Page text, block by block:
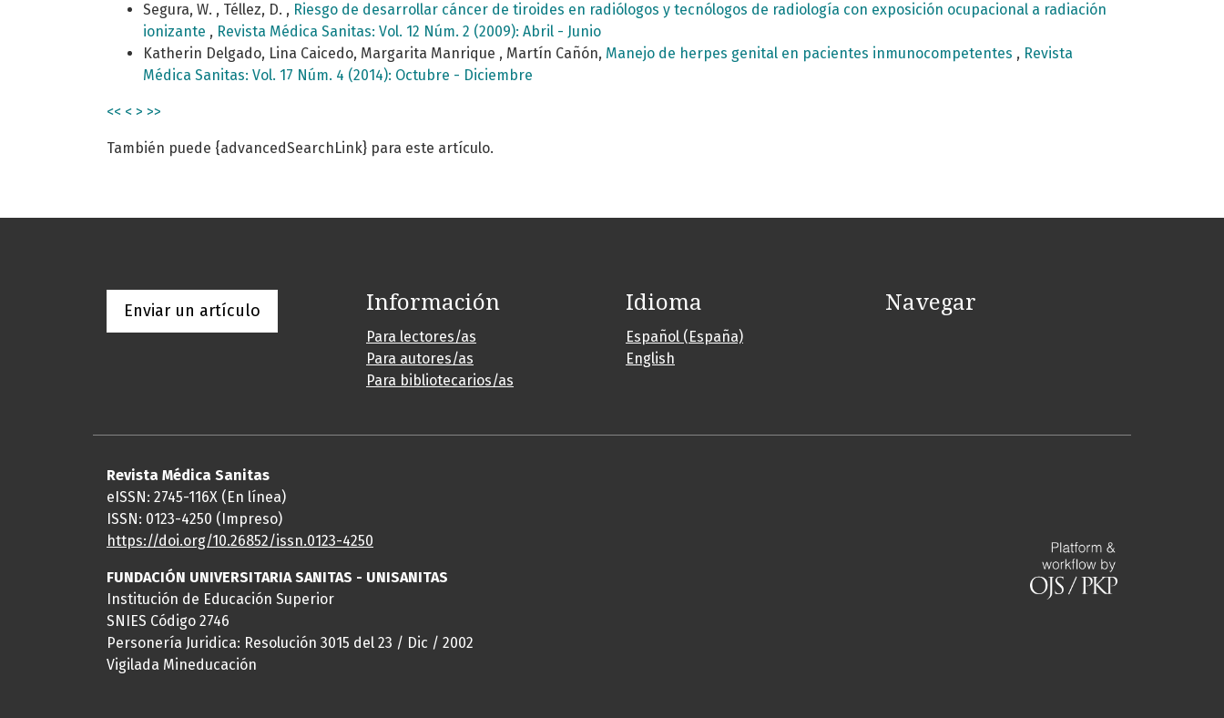
Segura, W. , Téllez, D. , Riesgo de desarrollar cáncer de tiroides en radiólogos y tecnólogos de radiología con exposición ocupacional a radiación
ionizante , Revista Médica Sanitas: Vol. 12 Núm. 2 (2009): Abril - Junio
Katherin Delgado, Lina Caicedo, Margarita Manrique , Martín Cañón, Manejo de herpes genital en pacientes inmunocompetentes , Revista
Médica Sanitas: Vol. 17 Núm. 4 (2014): Octubre - Diciembre
<< < > >>
También puede {advancedSearchLink} para este artículo.
Enviar un artículo Información
Para lectores/as
Para autores/as
Para bibliotecarios/as
Idioma
Español (España)
English
Navegar
Revista Médica Sanitas
eISSN: 2745-116X (En línea)
ISSN: 0123-4250 (Impreso)
https://doi.org/10.26852/issn.0123-4250
FUNDACIÓN UNIVERSITARIA SANITAS - UNISANITAS
Institución de Educación Superior
SNIES Código 2746
Personería Juridica: Resolución 3015 del 23 / Dic / 2002
Vigilada Mineducación